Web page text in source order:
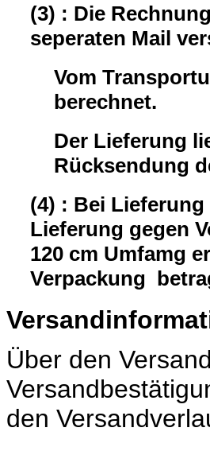
(3) : Die
seperaten Mail
Vom
berechnet.
Der Lieferung
Rücksendung
(4) : Bei
Lieferung gegen
120 cm Umfamg
Verpackung
Über den
den